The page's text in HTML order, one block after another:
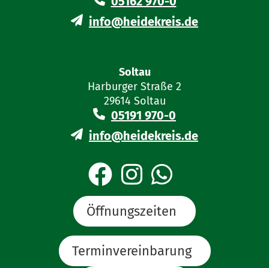
vollständig ausgefüllt der
untersuchenden Ärztin oder dem
untersuchenden Arzt vorzulegen).
info@heidekreis.de
Soltau
Harburger Straße 2
29614 Soltau
05191 970-0
info@heidekreis.de
Öffnungszeiten
Terminvereinbarung